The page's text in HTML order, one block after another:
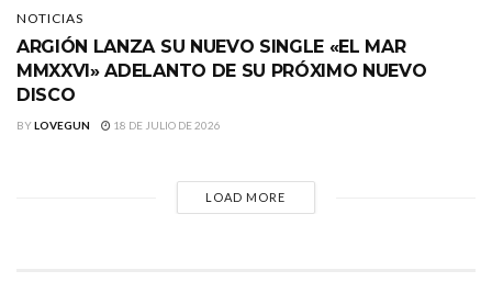
NOTICIAS
ARGIÓN LANZA SU NUEVO SINGLE «EL MAR
MMXXVI» ADELANTO DE SU PRÓXIMO NUEVO
DISCO
BYLOVEGUN 18 DE JULIO DE 2026
LOAD MORE